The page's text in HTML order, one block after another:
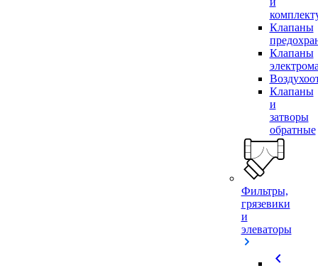
Клапаны
Клапаны
Клапаны
и
затворы
обратные
Фильтры,
грязевики
и
элеваторы
chevron_left